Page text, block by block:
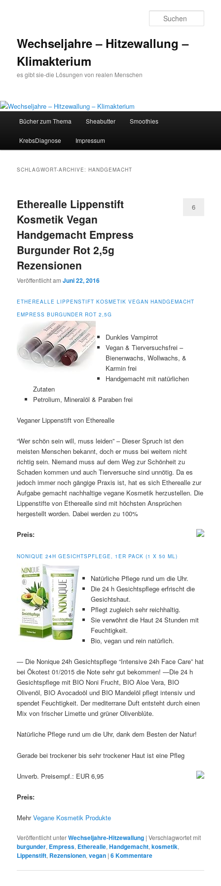
Wechseljahre – Hitzewallung –
Klimakterium
es gibt sie-die Lösungen von realen Menschen
Zum
Inhalt
Zum
sekundären
Bücher zum Thema Sheabutter Smoothies
KrebsDiagnose Impressum
SCHLAGWORT-ARCHIVE:HANDGEMACHT
Etherealle Lippenstift
Kosmetik Vegan
Handgemacht Empress
Burgunder Rot 2,5g
Rezensionen
Veröffentlicht amJuni 22, 2016
6
ETHEREALLE LIPPENSTIFT KOSMETIK VEGAN HANDGEMACHT
EMPRESS BURGUNDER ROT 2,5G
Dunkles Vampirrot
Vegan & Tierversuchsfrei –
Bienenwachs, Wollwachs, &
Karmin frei
Handgemacht mit natürlichen
Zutaten
Petrolium, Mineralöl & Paraben frei
Veganer Lippenstift von Etherealle
“Wer schön sein will, muss leiden” – Dieser Spruch ist den
meisten Menschen bekannt, doch er muss bei weitem nicht
richtig sein. Niemand muss auf dem Weg zur Schönheit zu
Schaden kommen und auch Tierversuche sind unnötig. Da es
jedoch immer noch gängige Praxis ist, hat es sich Etherealle zur
Aufgabe gemacht nachhaltige vegane Kosmetik herzustellen. Die
Lippenstifte von Etherealle sind mit höchsten Ansprüchen
hergestellt worden. Dabei werden zu 100%
Preis:
NONIQUE 24H GESICHTSPFLEGE, 1ER PACK (1 X 50 ML)
Natürliche Pflege rund um die Uhr.
Die 24 h Gesichtspflege erfrischt die
Gesichtshaut.
Pflegt zugleich sehr reichhaltig.
Sie verwöhnt die Haut 24 Stunden mit
Feuchtigkeit.
Bio, vegan und rein natürlich.
— Die Nonique 24h Gesichtspflege “Intensive 24h Face Care” hat
bei Ökotest 01/2015 die Note sehr gut bekommen! —Die 24 h
Gesichtspflege mit BIO Noni Frucht, BIO Aloe Vera, BIO
Olivenöl, BIO Avocadoöl und BIO Mandelöl pflegt intensiv und
spendet Feuchtigkeit. Der mediterrane Duft entsteht durch einen
Mix von frischer Limette und grüner Olivenblüte.
Natürliche Pflege rund um die Uhr, dank dem Besten der Natur!
Gerade bei trockener bis sehr trockener Haut ist eine Pfleg
Unverb. Preisempf.: EUR 6,95
Preis:
MehrVegane Kosmetik Produkte
Veröffentlicht unterWechseljahre-Hitzewallung |Verschlagwortet mit
burgunder, Empress, Etherealle,Handgemacht,kosmetik,
Lippenstift, Rezensionen,vegan |6Kommentare